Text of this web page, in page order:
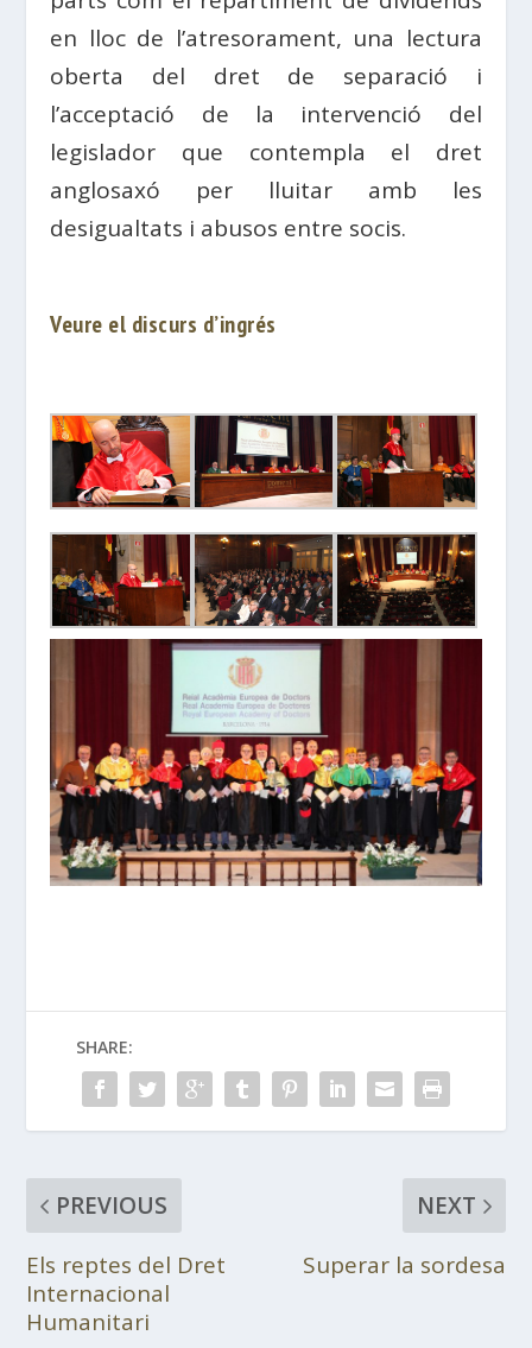
en lloc de l’atresorament, una lectura
oberta del dret de separació i
l’acceptació de la intervenció del
legislador que contempla el dret
anglosaxó per lluitar amb les
desigualtats i abusos entre socis.
Veure el discurs d’ingrés
SHARE:
PREVIOUS
Els reptes del Dret
Internacional
Humanitari
NEXT
Superar la sordesa